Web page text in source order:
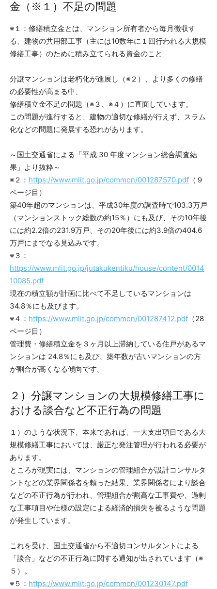
金（※１）不足の問題
※１：修繕積立金とは、マンション所有者から毎月徴収す
る、建物の共用部工事（主には10数年に１回行われる大規模
修繕工事）のために積み立てられる資金のこと
分譲マンションは老朽化が進展し（※２）、より多くの修繕
の必要性が高まる中、
修繕積立金不足の問題（※３、※４）に直面しています。
この問題が進行すると、建物の適切な修繕が行えず、スラム
化などの問題に発展する恐れがあります。
～国土交通省による「平成 30 年度マンション総合調査結
果」より抜粋～
※２： https://www.mlit.go.jp/common/001287570.pdf （９
ページ目）
築40年超のマンションは、平成30年度の調査時で103.3万戸
（マンションストック総数の約15％）にも及び、その10年後
には約2.2倍の231.9万戸、その20年後には約3.9倍の404.6
万戸にまでなる見込みです。
※３：
https://www.mlit.go.jp/jutakukentiku/house/content/0014
10085.pdf
現在の積立額が計画に比べて不足しているマンションは
34.8％にも及びます。
※４： https://www.mlit.go.jp/common/001287412.pdf （28
ページ目）
管理費・修繕積立金を３ヶ月以上滞納している住戸があるマ
ンションは 24.8％にも及び、築年数が古いマンションの方
が割合が高くなる傾向です。
２）分譲マンションの大規模修繕工事に
おける談合など不正行為の問題
１）のような状況下、本来であれば、一大支出項目である大
規模修繕工事においては、厳正な発注管理が行われる必要が
あります。
ところが現実には、マンションの管理組合が設計コンサルタ
ントなどの業界関係者を頼った結果、業界関係者により談合
などの不正行為が行われ、管理組合が割高な工事費や、過剰
な工事項目や仕様の設定による経済的損失を被るような問題
が発生しています。
これを受け、国土交通省から不適切コンサルタントによる
「談合」などの不正行為に関する通知が出されています（※
５）。
※５： https://www.mlit.go.jp/common/001230147.pdf